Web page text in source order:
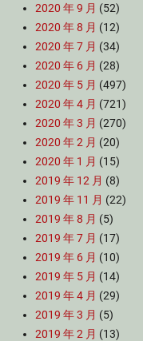
2020 年 9 月 (52)
2020 年 8 月 (12)
2020 年 7 月 (34)
2020 年 6 月 (28)
2020 年 5 月 (497)
2020 年 4 月 (721)
2020 年 3 月 (270)
2020 年 2 月 (20)
2020 年 1 月 (15)
2019 年 12 月 (8)
2019 年 11 月 (22)
2019 年 8 月 (5)
2019 年 7 月 (17)
2019 年 6 月 (10)
2019 年 5 月 (14)
2019 年 4 月 (29)
2019 年 3 月 (5)
2019 年 2 月 (13)